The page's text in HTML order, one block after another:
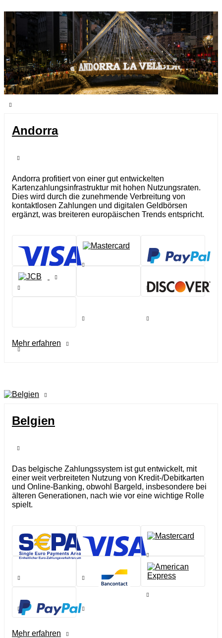
Andorra
Andorra profitiert von einer gut entwickelten
Kartenzahlungsinfrastruktur mit hohen Nutzungsraten.
Dies wird durch die zunehmende Verbreitung von
kontaktlosen Zahlungen und digitalen Geldbörsen
ergänzt, was breiteren europäischen Trends entspricht.
Mehr erfahren
Belgien
Das belgische Zahlungssystem ist gut entwickelt, mit
einer weit verbreiteten Nutzung von Kredit-/Debitkarten
und Online-Banking, obwohl Bargeld, insbesondere bei
älteren Generationen, nach wie vor eine wichtige Rolle
spielt.
Mehr erfahren